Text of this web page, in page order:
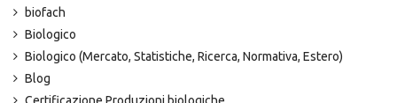
biofach
Biologico
Biologico (Mercato, Statistiche, Ricerca, Normativa, Estero)
Blog